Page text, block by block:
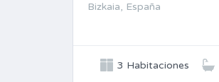
Bizkaia, España
3 Habitaciones